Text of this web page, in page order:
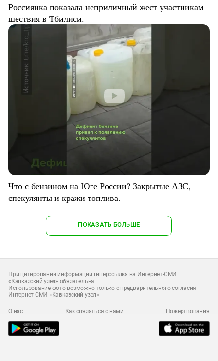
Россиянка показала неприличный жест участникам
шествия в Тбилиси.
Что с бензином на Юге России? Закрытые АЗС,
спекулянты и кражи топлива.
ПОКАЗАТЬ БОЛЬШЕ
При цитировании информации гиперссылка на Интернет-СМИ
«Кавказский узел» обязательна
Использование фото возможно только с предварительного согласия
Интернет-СМИ «Кавказский узел»
О нас Как связаться с нами Пожертвования